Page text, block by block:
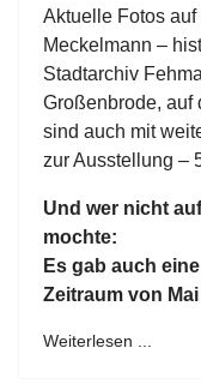
Aktuelle Fotos
Meckelmann –
Stadtarchiv
Großenbrode, auf
sind auch mit
zur Ausstellung –
Und wer nicht
mochte:
Es gab auch
Zeitraum von
Weiterlesen ...